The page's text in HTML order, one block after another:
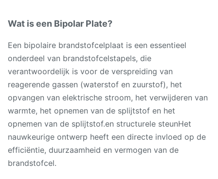
Wat is een Bipolar Plate?
Een bipolaire brandstofcelplaat is een essentieel
onderdeel van brandstofcelstapels, die
verantwoordelijk is voor de verspreiding van
reagerende gassen (waterstof en zuurstof), het
opvangen van elektrische stroom, het verwijderen van
warmte, het opnemen van de splijtstof en het
opnemen van de splijtstof.en structurele steunHet
nauwkeurige ontwerp heeft een directe invloed op de
efficiëntie, duurzaamheid en vermogen van de
brandstofcel.